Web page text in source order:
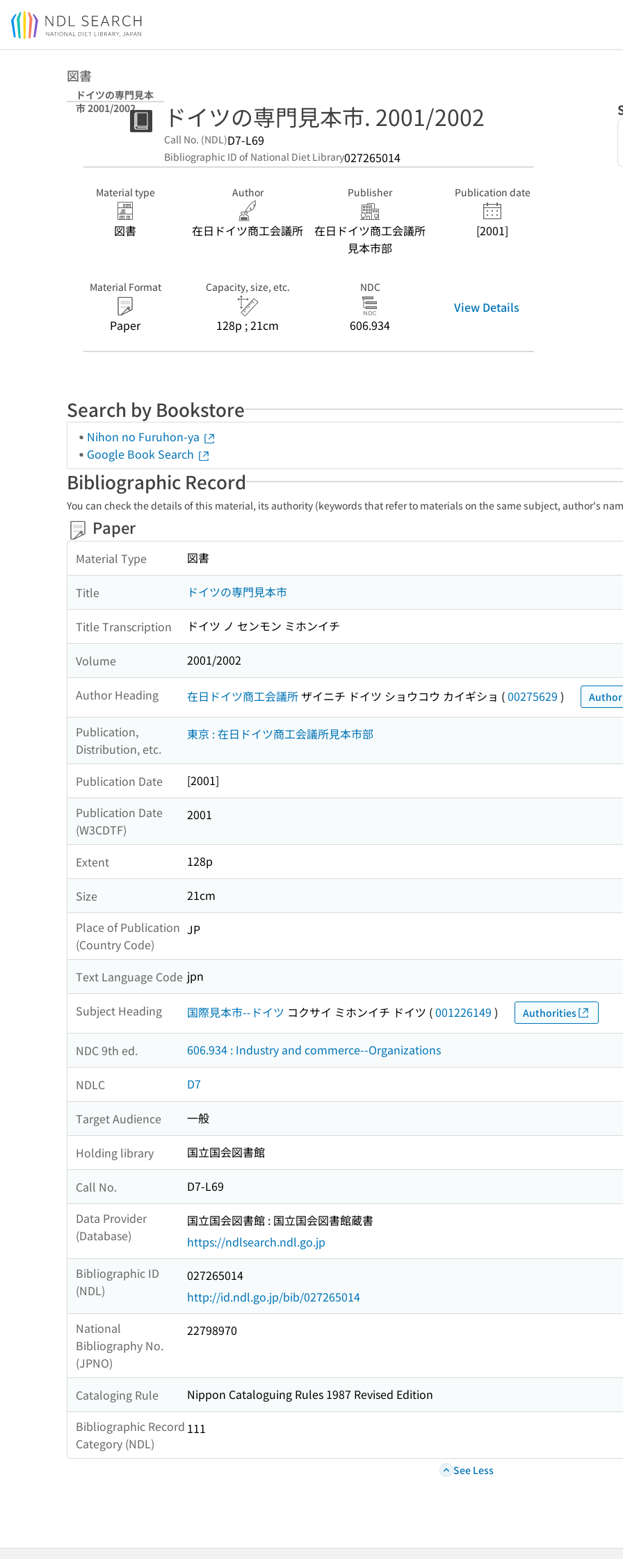
Jump to main content
図書
ドイツの専門見本
市 2001/2002
ドイツの専門見本市. 2001/2002
Call No. (NDL)D7-L69
Bibliographic ID of National Diet Library027265014
Material type
図書
Author
在日ドイツ商工会議所
Publisher
在日ドイツ商工会議所
見本市部
Publication date
[2001]
Material Format
Paper
Capacity, size, etc.
128p ; 21cm
NDC
606.934
View Details
Search by Bookstore
Nihon no Furuhon-ya
Google Book Search
Bibliographic Record
You can check the details of this material, its authority (keywords that refer to materials on the same subject, author's
Paper
Material Type 図書
Title ドイツの専門見本市
Title Transcription ドイツ ノ センモン ミホンイチ
Volume 2001/2002
Author Heading 在日ドイツ商工会議所ザイニチ ドイツ ショウコウ カイギショ (00275629 )
Publication,
Distribution, etc.
東京 : 在日ドイツ商工会議所見本市部
Publication Date
[2001]
Publication Date
(W3CDTF)
2001
Extent 128p
Size
21cm
Place of Publication
(Country Code)
JP
Text Language Code jpn
Subject Heading 国際見本市--ドイツ コクサイ ミホンイチ ドイツ (001226149 ) Authorities
NDC 9th ed. 606.934 : Industry and commerce--Organizations
NDLC D7
Target Audience 一般
Holding library 国立国会図書館
Call No.
D7-L69
Data Provider
(Database)
国立国会図書館 : 国立国会図書館蔵書
https://ndlsearch.ndl.go.jp
Bibliographic ID
(NDL)
027265014
http://id.ndl.go.jp/bib/027265014
National
Bibliography No.
(JPNO)
22798970
Cataloging Rule
Nippon Cataloguing Rules 1987 Revised Edition
Bibliographic Record
Category (NDL)
111
See Less